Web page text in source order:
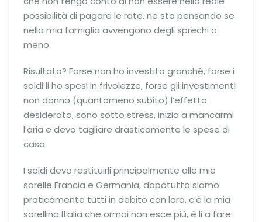
possibilità di pagare le rate, ne sto pensando se
nella mia famiglia avvengono degli sprechi o
meno.
Risultato? Forse non ho investito granché, forse i
soldi li ho spesi in frivolezze, forse gli investimenti
non danno (quantomeno subito) l’effetto
desiderato, sono sotto stress, inizia a mancarmi
l’aria e devo tagliare drasticamente le spese di
casa.
I soldi devo restituirli principalmente alle mie
sorelle Francia e Germania, dopotutto siamo
praticamente tutti in debito con loro, c’è la mia
sorellina Italia che ormai non esce più, è li a fare